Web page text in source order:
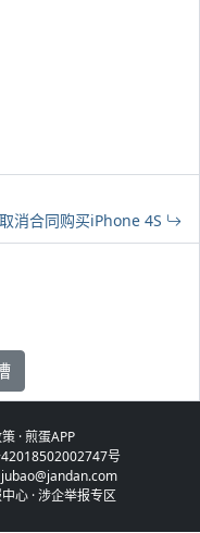
消合同购买iPhone 4S
·煎蛋APP
号
心 ·涉企举报专区